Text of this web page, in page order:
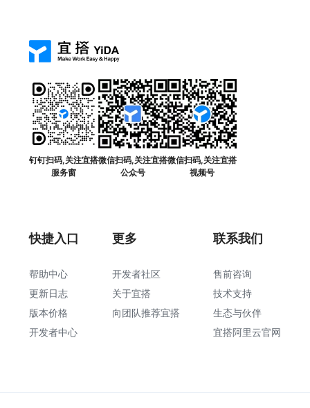
钉钉扫码,关注宜搭
服务窗
微信扫码,关注宜搭
公众号
微信扫码,关注宜搭
视频号
快捷入口
帮助中心
更新日志
版本价格
开发者中心
更多
开发者社区
关于宜搭
向团队推荐宜搭
联系我们
售前咨询
技术支持
生态与伙伴
宜搭阿里云官网